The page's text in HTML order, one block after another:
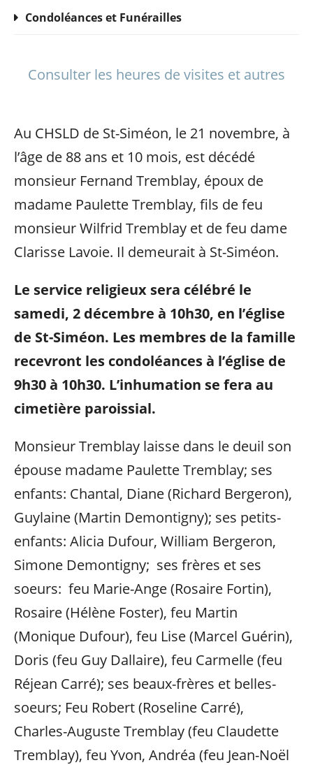
Condoléances et Funérailles
Consulter les heures de visites et autres
Au CHSLD de St-Siméon, le 21 novembre, à
l’âge de 88 ans et 10 mois, est décédé
monsieur Fernand Tremblay, époux de
madame Paulette Tremblay, fils de feu
monsieur Wilfrid Tremblay et de feu dame
Clarisse Lavoie. Il demeurait à St-Siméon.
Le service religieux sera célébré le
samedi, 2 décembre à 10h30, en l’église
de St-Siméon. Les membres de la famille
recevront les condoléances à l’église de
9h30à 10h30. L’inhumation se fera au
cimetière paroissial.
Monsieur Tremblay laisse dans le deuil son
épouse madame Paulette Tremblay; ses
enfants: Chantal, Diane (Richard Bergeron),
Guylaine (Martin Demontigny); ses petits-
enfants: Alicia Dufour, William Bergeron,
Simone Demontigny; ses frères et ses
soeurs: feu Marie-Ange (Rosaire Fortin),
Rosaire (Hélène Foster), feu Martin
(Monique Dufour), feu Lise (Marcel Guérin),
Doris (feu Guy Dallaire), feu Carmelle (feu
Réjean Carré); ses beaux-frères et belles-
soeurs; Feu Robert (Roseline Carré),
Charles-Auguste Tremblay (feu Claudette
Tremblay), feu Yvon, Andréa (feu Jean-Noël